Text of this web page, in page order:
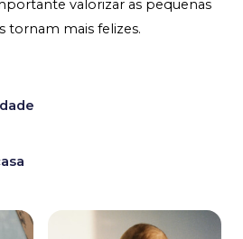
valorizar as pequenas
tornam mais felizes.